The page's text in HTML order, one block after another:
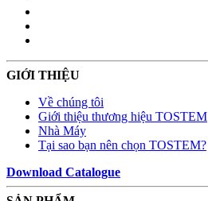
GIỚI THIỆU
Về chúng tôi
Giới thiệu thương hiệu TOSTEM
Nhà Máy
Tại sao bạn nên chọn TOSTEM?
Download Catalogue